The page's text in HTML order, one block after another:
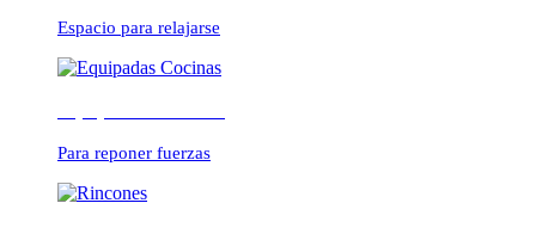
Espacio para relajarse
Para reponer fuerzas